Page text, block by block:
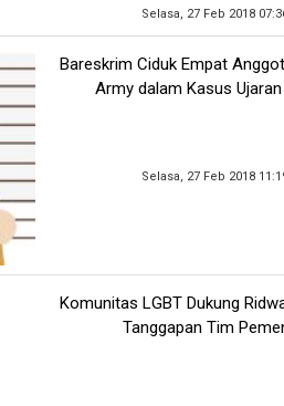
Selasa, 27 Feb 2018
Bareskrim Ciduk Empat
Army dalam Kasus
Selasa, 27 Feb 2018
Komunitas LGBT Dukung
Tanggapan Tim